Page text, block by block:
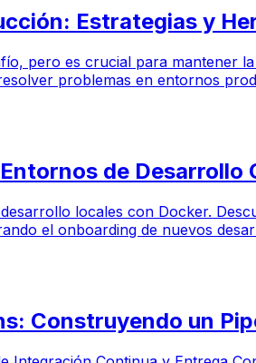
Estrategias y
pero es crucial para mantener
problemas en entornos
de Desarrollo
locales con Docker.
el onboarding de nuevos
Construyendo un